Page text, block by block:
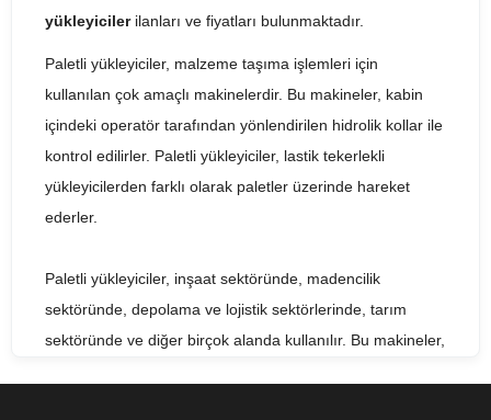
yükleyicilerilanları ve fiyatları bulunmaktadır.
Paletli yükleyiciler, malzeme taşıma işlemleri için
kullanılan çok amaçlı makinelerdir. Bu makineler, kabin
içindeki operatör tarafından yönlendirilen hidrolik kollar ile
kontrol edilirler. Paletli yükleyiciler, lastik tekerlekli
yükleyicilerden farklı olarak paletler üzerinde hareket
ederler.
Paletli yükleyiciler, inşaat sektöründe, madencilik
sektöründe, depolama ve lojistik sektörlerinde, tarım
sektöründe ve diğer birçok alanda kullanılır. Bu makineler,